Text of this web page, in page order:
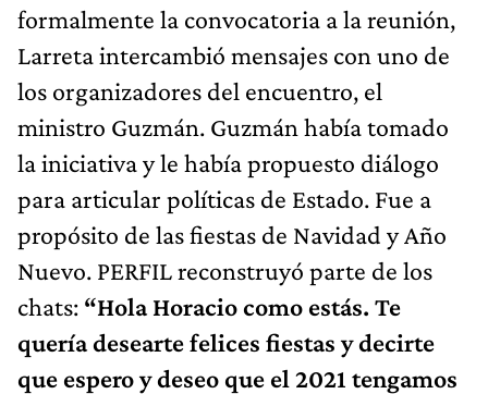
formalmente la convocatoria a la reunión,
Larreta intercambió mensajes con uno de
los organizadores del encuentro, el
ministro Guzmán. Guzmán había tomado
la iniciativa y le había propuesto diálogo
para articular políticas de Estado. Fue a
propósito de las fiestas de Navidad y Año
Nuevo. PERFIL reconstruyó parte de los
chats: “Hola Horacio como estás. Te
quería desearte felices fiestas y decirte
que espero y deseo que el 2021 tengamos